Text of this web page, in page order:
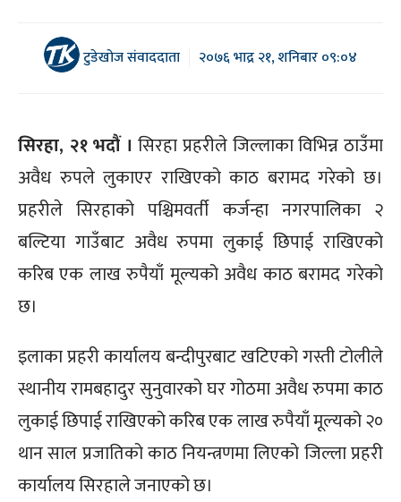
टुडेखोज संवाददाता २०७६ भाद्र २१, शनिबार ०९:०४
सिरहा, २१ भदौं । सिरहा प्रहरीले जिल्लाका विभिन्न ठाउँमा
अवैध रुपले लुकाएर राखिएको काठ बरामद गरेको छ।
प्रहरीले सिरहाको पश्चिमवर्ती कर्जन्हा नगरपालिका २
बल्टिया गाउँबाट अवैध रुपमा लुकाई छिपाई राखिएको
करिब एक लाख रुपैयाँ मूल्यको अवैध काठ बरामद गरेको
छ।
इलाका प्रहरी कार्यालय बन्दीपुरबाट खटिएको गस्ती टोलीले
स्थानीय रामबहादुर सुनुवारको घर गोठमा अवैध रुपमा काठ
लुकाई छिपाई राखिएको करिब एक लाख रुपैयाँ मूल्यको २०
थान साल प्रजातिको काठ नियन्त्रणमा लिएको जिल्ला प्रहरी
कार्यालय सिरहाले जनाएको छ।